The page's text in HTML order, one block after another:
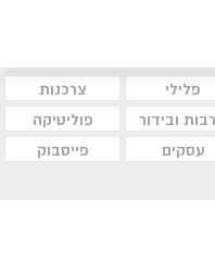
פלילי
צרכנות
ובידור
פוליטיקה
עסקים
פייסבוק